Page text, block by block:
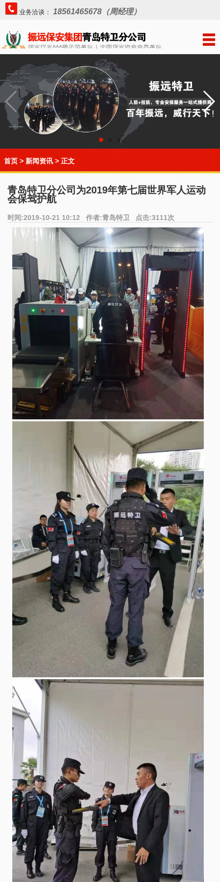
业务洽谈： 18561465678（周经理）
首页>新闻资讯> 正文
青岛特卫分公司为2019年第七届世界军人运动
会保驾护航
时间:2019-10-21 10:12 作者:青岛特卫 点击:3111次